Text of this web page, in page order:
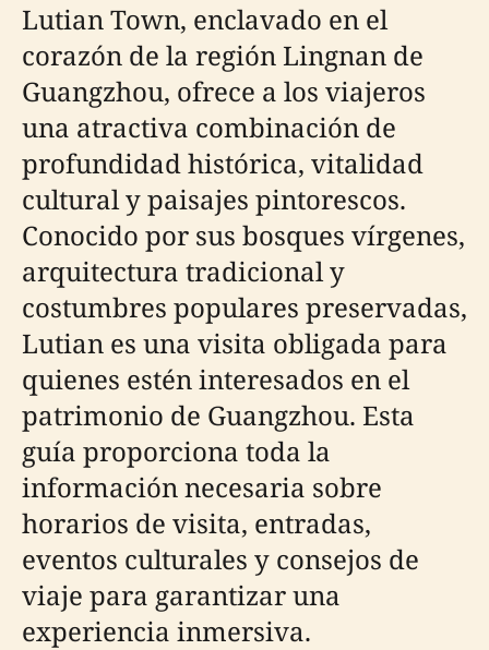
Lutian Town, enclavado en el
corazón de la región Lingnan de
Guangzhou, ofrece a los viajeros
una atractiva combinación de
profundidad histórica, vitalidad
cultural y paisajes pintorescos.
Conocido por sus bosques vírgenes,
arquitectura tradicional y
costumbres populares preservadas,
Lutian es una visita obligada para
quienes estén interesados en el
patrimonio de Guangzhou. Esta
guía proporciona toda la
información necesaria sobre
horarios de visita, entradas,
eventos culturales y consejos de
viaje para garantizar una
experiencia inmersiva.